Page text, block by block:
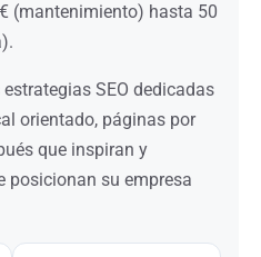
(mantenimiento) hasta 50
SEO dedicadas
orientado, páginas por
que inspiran y
posicionan su empresa